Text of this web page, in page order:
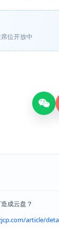
位开放中
成云盘？
article/